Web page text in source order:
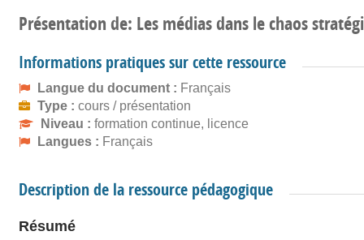
Présentation de: Les médias dans le chaos
Informations pratiques sur cette ressource
Langue du document : Français
Type : cours / présentation
Niveau : formation continue, licence
Langues : Français
Description de la ressource pédagogique
Résumé